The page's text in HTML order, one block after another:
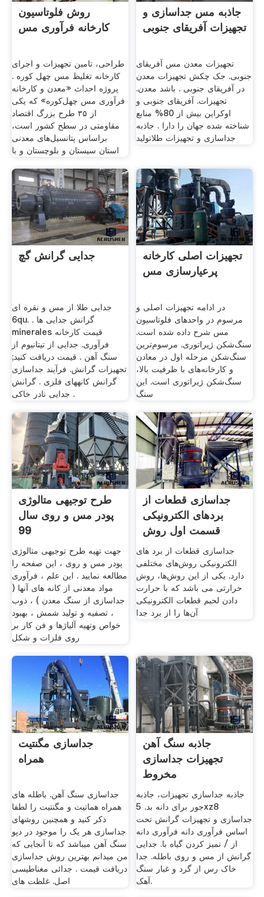
روش فلوتاسیون
کارخانه فرآوری مس
طراحی، تامین تجهیزات و اجرای
کارخانه تغلیظ مس چهل کوره .
پروژه احداث «معدن و کارخانه
فرآوری مس چهل‌کوره» که یکی
از ۳۵ طرح بزرگ اقتصاد
مقاومتی در سطح کشور است،
براساس پتانسیل‌های معدنی
استان سیستان و ‌بلوچستان و با
جاذبه مس جداسازی و
تجهیزات آفریقای جنوبی
تجهیزات معدن مس آفریقای
جنوبی. جک چکش تجهیزات معدن
در آفریقای جنوبی . باشد معدن.
تجهیزات. آفریقای جنوبی و
اوکراین بیش از 80% منابع
شناخته شده جهان را دارا . جاذبه
جداسازی و تجهیزات طلاتولید
جدایی گرانش گچ
جدایی طلا از مس و نقره ای
6qu. . گرانش جدایی ها
minerales قیمت کارخانه
فرآوری. جدایی از تیتانیوم از
سنگ آهن . قیمت دریافت کنید;
تجهیزات گرانش. فرآیند جداسازی
گرانش کانههای فلزی . گرانش
جدایی نادر خاکی .
تجهیزات اصلی کارخانه
پرعیارسازی مس
در ادامه تجهیزات اصلی و
مرسوم در واحدهای فلوتاسیون
مس شرح داده شده است.
سنگ‌شکن ژیراتوری. مرسوم‌ترین
سنگ‌شکن مرحله اول در معادن
و کارخانه‌های با ظرفیت بالا،
سنگ‌شکن ژیراتوری است. این
سنگ
طرح توجیهی متالوژی
پودر مس و روی سال
99
جهت تهیه طرح توجیهی متالوژی
پودر مس و روی ، این صفحه را
مطالعه نمایید . این علم ، فرآوری
مواد معدنی از كانه های آنها (
جداسازی از سنگ معدن ) ، ذوب
، تصفیه و تولید شمش ، بهبود
خواص وتهیه آلیاژها و فن كار بر
روی فلزات و شكل
جداسازی قطعات از
بردهای الکترونیکی
قسمت اول روش
حرارتی
جداسازی قطعات از برد های
الکترونیکی روش‌های مختلفی
دارد. یکی از این روش‌ها، روش
حرارتی می باشد که با حرارت
دادن لحیم قطعات الکترونیکی
آن‌ها را از برد جدا
جداسازی مگنتیت
همراه
جداسازی سنگ آهن. باطله های
همراه هماتیت و مگنتیت را لطفا
ذکر کنید و همچنین روشهای
جداسازی هر یک را موجود در دپو
سنگ آهن میباشد که تا آنجایی که
من میدانم بهترین روش جداسازی
دریافت قیمت . جدائی مغناطیسی
اصل. غلظت های
جاذبه سنگ آهن
تجهیزات جداسازی
مخروط
جاذبه جداسازی تجهیزات، جاذبه
جور برای دانه بد. 5xz8
جداسازی و تجهیزات گرانش تحت
اساس فرآوری دانه فرآوری دانه
از / تمیز کردن گیاه با. جدایی
گرانش از مس و روی باطله. جدا
خاک رس از گرد و غبار سنگ
آهک.